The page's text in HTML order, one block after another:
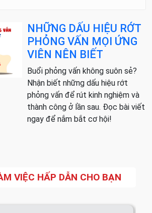
NHỮNG DẤU HIỆU RỚT
PHỎNG VẤN MỌI ỨNG
VIÊN NÊN BIẾT
Buổi phỏng vấn không suôn sẻ?
Nhận biết những dấu hiệu rớt
phỏng vấn để rút kinh nghiệm và
thành công ở lần sau. Đọc bài viết
ngay để nắm bắt cơ hội!
VIỆC HẤP DẪN CHO BẠN